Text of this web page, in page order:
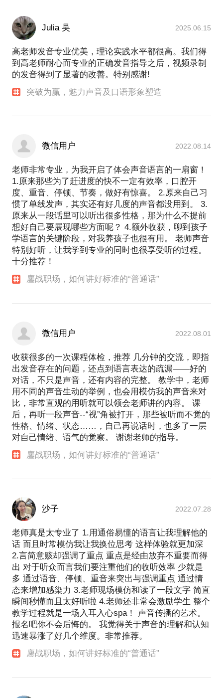
塑造声音魅力，做一个说话有“磁性”的人，调整说话
状态，做一个“大气、开朗”的演讲者，正确展开对
话，快速实现语言目标，做一个能聊、会聊的人，梳
理逻辑表达顺序，让语言越来越有逻辑
备注：想要纠正普通话语音面貌的，请咨询［鏖战职
要有才，更要有口才！成就你充满磁性的声音，侃侃
Julia 吴 2025.06.15
高老师发音专业优美，理论实践水平都很高。我们得
到高老师耐心而专业的正确发音指导之后，视频录制
的发音得到了显著的改善。特别感谢!
突破为赢，魅力声音及口语形象塑造
微信用户 2022.08.14
老师非常专业，为我开启了体会声音语言的一扇窗！
1.原来那些为了赶进度的快不一定有效率，口腔开
度、重音、停顿、节奏，做好有惊喜。 2.原来自己习
惯了单线发声，其实还有好几度的声音都没用到。 3.
原来从一段话里可以听出很多性格，那为什么不提前
想好自己要展现哪些方面呢？ 4.额外收获，聊到孩子
学语言的关键阶段，对我养孩子也很有用。 老师声音
特别好听，让我学到专业的同时也很享受听的过程。
十分推荐！
鏖战职场，如何讲好标准的“普通话”
微信用户 2022.08.01
收获很多的一次课程体检，推荐 几分钟的交流，即指
出发音存在的问题，还点到语言表达的疏漏——好的
对话，不只是声音，还有内容的完整。 教学中，老师
用不同的声音生动的举例，也会用模仿我的声音来对
比，非常直观的用听就可以领会老师讲的内容。 课
后，再听一段声音--“视”角被打开，那些被听而不觉的
性格、情绪、状态……，自己再说话时，也多了一层
对自己情绪、语气的觉察。 谢谢老师的指导。
鏖战职场，如何讲好标准的“普通话”
沙子 2022.07.28
老师真是太专业了 1.用通俗易懂的语言让我理解他的
话 而且时常模仿我让我换位思考 这样体验就更加深
2.言简意赅却强调了重点 重点是经由放弃不重要而得
出 对于听众而言我们要注重他们的收听效率 少就是
多 通过语音、停顿、重音来突出与强调重点 通过情
态来增加感染力 3.老师现场模仿和读了一段文字 简直
瞬间秒懂而且太好听啦 4.老师还非常会激励学生 整个
教学过程就是一场入耳入心spa！ 声音传播的艺术。
报名吧你不会后悔的。 我觉得关于声音的理解和认知
迅速暴涨了好几个维度。非常推荐。
鏖战职场，如何讲好标准的“普通话”